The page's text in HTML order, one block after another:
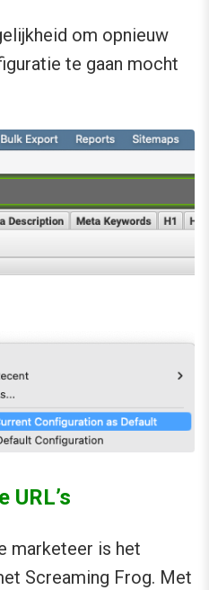
om opnieuw
te gaan mocht
URL’s
marketeer is het
Screaming Frog. Met